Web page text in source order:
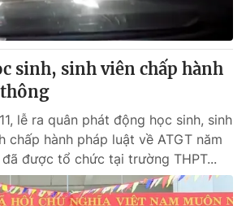
sinh, sinh viên chấp hành
lễ ra quân phát động học sinh, sinh
chấp hành pháp luật về ATGT năm
được tổ chức tại trường THPT...